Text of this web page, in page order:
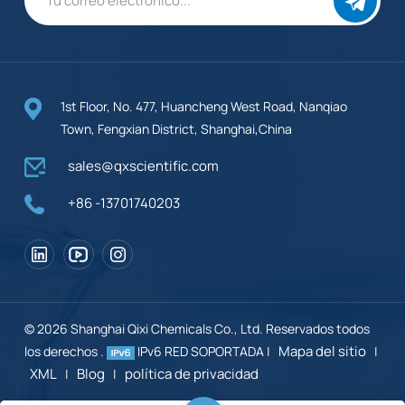
1st Floor, No. 477, Huancheng West Road, Nanqiao
Town, Fengxian District, Shanghai,China
sales@qxscientific.com
+86 -13701740203
© 2026 Shanghai Qixi Chemicals Co., Ltd. Reservados todos
los derechos .
IPv6 RED SOPORTADA | Mapa del sitio |
XML | Blog | política de privacidad